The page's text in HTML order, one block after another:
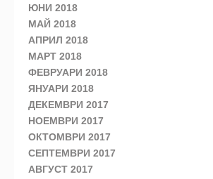
ЮНИ 2018
МАЙ 2018
АПРИЛ 2018
МАРТ 2018
ФЕВРУАРИ 2018
ЯНУАРИ 2018
ДЕКЕМВРИ 2017
НОЕМВРИ 2017
ОКТОМВРИ 2017
СЕПТЕМВРИ 2017
АВГУСТ 2017